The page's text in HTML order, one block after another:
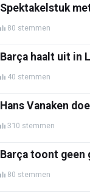
Spektakelstuk
80 stemmen
Barça haalt uit in
40 stemmen
Hans Vanaken
310 stemmen
Barça toont geen
80 stemmen